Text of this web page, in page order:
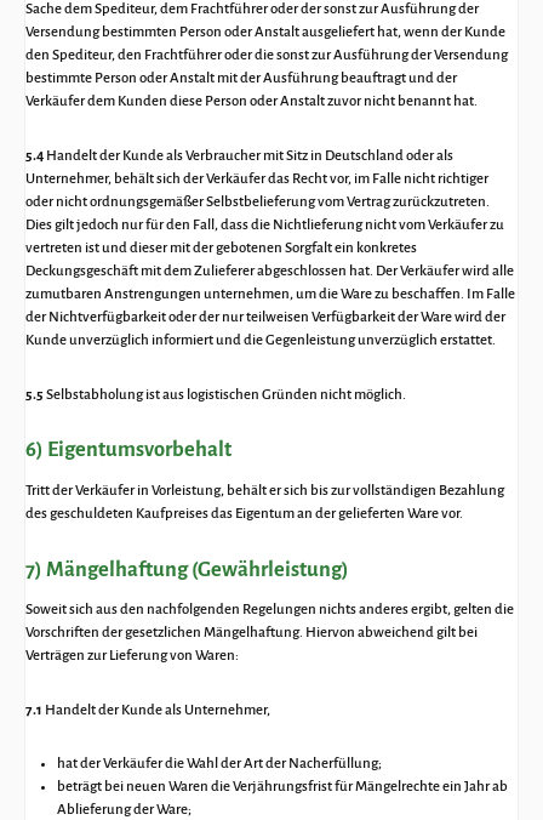
Sache dem Spediteur, dem Frachtführer oder der sonst zur Ausführung der
Versendung bestimmten Person oder Anstalt ausgeliefert hat, wenn der Kunde
den Spediteur, den Frachtführer oder die sonst zur Ausführung der Versendung
bestimmte Person oder Anstalt mit der Ausführung beauftragt und der
Verkäufer dem Kunden diese Person oder Anstalt zuvor nicht benannt hat.
5.4 Handelt der Kunde als Verbraucher mit Sitz in Deutschland oder als
Unternehmer, behält sich der Verkäufer das Recht vor, im Falle nicht richtiger
oder nicht ordnungsgemäßer Selbstbelieferung vom Vertrag zurückzutreten.
Dies gilt jedoch nur für den Fall, dass die Nichtlieferung nicht vom Verkäufer zu
vertreten ist und dieser mit der gebotenen Sorgfalt ein konkretes
Deckungsgeschäft mit dem Zulieferer abgeschlossen hat. Der Verkäufer wird alle
zumutbaren Anstrengungen unternehmen, um die Ware zu beschaffen. Im Falle
der Nichtverfügbarkeit oder der nur teilweisen Verfügbarkeit der Ware wird der
Kunde unverzüglich informiert und die Gegenleistung unverzüglich erstattet.
5.5 Selbstabholung ist aus logistischen Gründen nicht möglich.
6) Eigentumsvorbehalt
Tritt der Verkäufer in Vorleistung, behält er sich bis zur vollständigen Bezahlung
des geschuldeten Kaufpreises das Eigentum an der gelieferten Ware vor.
7) Mängelhaftung (Gewährleistung)
Soweit sich aus den nachfolgenden Regelungen nichts anderes ergibt, gelten die
Vorschriften der gesetzlichen Mängelhaftung. Hiervon abweichend gilt bei
Verträgen zur Lieferung von Waren:
7.1 Handelt der Kunde als Unternehmer,
hat der Verkäufer die Wahl der Art der Nacherfüllung;
beträgt bei neuen Waren die Verjährungsfrist für Mängelrechte ein Jahr ab
Ablieferung der Ware;